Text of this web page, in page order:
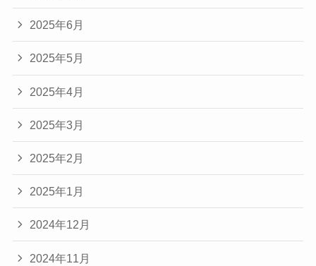
2025年6月
2025年5月
2025年4月
2025年3月
2025年2月
2025年1月
2024年12月
2024年11月